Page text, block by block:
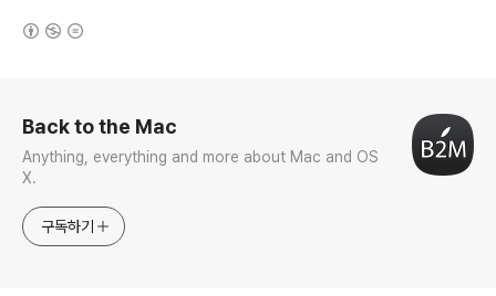
Back to the Mac
Anything, everything and more about Mac and OS
X.
구독하기